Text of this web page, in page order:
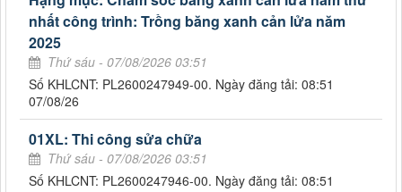
nhất công trình: Trồng băng xanh cản lửa năm
2025
Thứ sáu - 07/08/2026 03:51
Số KHLCNT: PL2600247949-00. Ngày đăng tải: 08:51
07/08/26
01XL: Thi công sửa chữa
Thứ sáu - 07/08/2026 03:51
Số KHLCNT: PL2600247946-00. Ngày đăng tải: 08:51